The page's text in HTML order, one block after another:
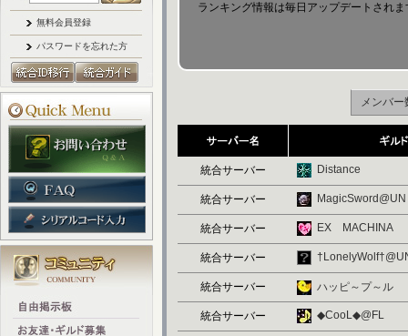
無料会員登録
パスワードを忘れた方
ランキング情報は毎日アップデートされま
メンバー
統合サーバー Distance
統合サーバー MagicSword@UN
統合サーバー EX MACHINA
統合サーバー
統合サーバー ハッピ～プ～ル
統合サーバー ◆CooL◆@FL